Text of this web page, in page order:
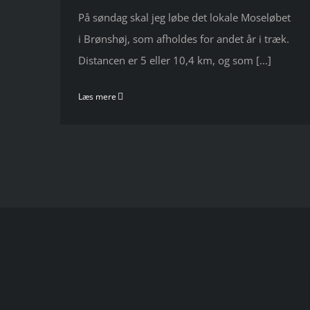
På søndag skal jeg løbe det lokale Moseløbet
i Brønshøj, som afholdes for andet år i træk.
Distancen er 5 eller 10,4 km, og som [...]
Læs mere